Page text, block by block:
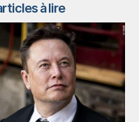
à lire